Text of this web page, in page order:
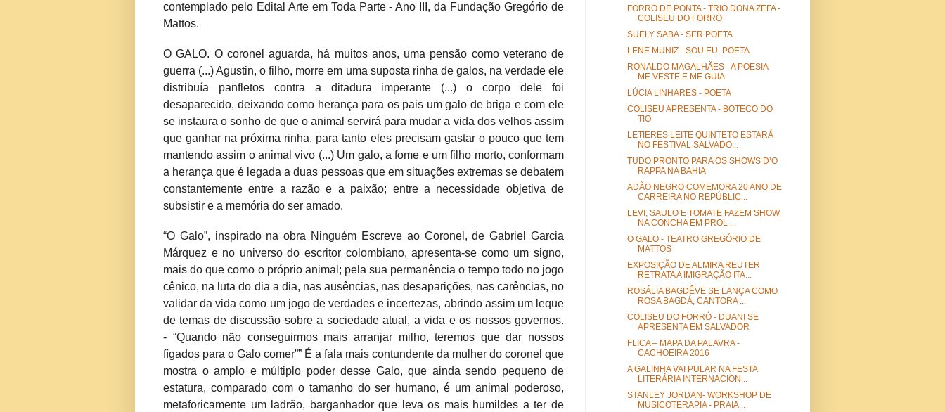
contemplado pelo Edital Arte em Toda Parte - Ano III, da Fundação Gregório de
Mattos.
O GALO. O coronel aguarda, há muitos anos, uma pensão como veterano de
guerra (...) Agustin, o filho, morre em uma suposta rinha de galos, na verdade ele
distribuía panfletos contra a ditadura imperante (...) o corpo dele foi
desaparecido, deixando como herança para os pais um galo de briga e com ele
se instaura o sonho de que o animal servirá para mudar a vida dos velhos assim
que ganhar na próxima rinha, para tanto eles precisam gastar o pouco que tem
mantendo assim o animal vivo (...) Um galo, a fome e um filho morto, conformam
a herança que é legada a duas pessoas que em situações extremas se debatem
constantemente entre a razão e a paixão; entre a necessidade objetiva de
subsistir e a memória do ser amado.
“O Galo”, inspirado na obra Ninguém Escreve ao Coronel, de Gabriel Garcia
Márquez e no universo do escritor colombiano, apresenta-se como um signo,
mais do que como o próprio animal; pela sua permanência o tempo todo no jogo
cênico, na luta do dia a dia, nas ausências, nas desaparições, nas carências, no
validar da vida como um jogo de verdades e incertezas, abrindo assim um leque
de temas de discussão sobre a sociedade atual, a vida e os nossos governos.
- “Quando não conseguirmos mais arranjar milho, teremos que dar nossos
fígados para o Galo comer”” É a fala mais contundente da mulher do coronel que
mostra o amplo e múltiplo poder desse Galo, que ainda sendo pequeno de
estatura, comparado com o tamanho do ser humano, é um animal poderoso,
metaforicamente um ladrão, barganhador que leva os mais humildes a ter de
FORRO DE PONTA - TRIO DONA ZEFA -
COLISEU DO FORRÓ
SUELY SABA - SER POETA
LENE MUNIZ - SOU EU, POETA
RONALDO MAGALHÃES - A POESIA
ME VESTE E ME GUIA
LÚCIA LINHARES - POETA
COLISEU APRESENTA - BOTECO DO
TIO
LETIERES LEITE QUINTETO ESTARÁ
NO FESTIVAL SALVADO...
TUDO PRONTO PARA OS SHOWS D’O
RAPPA NA BAHIA
ADÃO NEGRO COMEMORA 20 ANO DE
CARREIRA NO REPÚBLIC...
LEVI, SAULO E TOMATE FAZEM SHOW
NA CONCHA EM PROL ...
O GALO - TEATRO GREGÓRIO DE
MATTOS
EXPOSIÇÃO DE ALMIRA REUTER
RETRATA A IMIGRAÇÃO ITA...
ROSÁLIA BAGDÊVE SE LANÇA COMO
ROSA BAGDÁ, CANTORA ...
COLISEU DO FORRÓ - DUANI SE
APRESENTA EM SALVADOR
FLICA – MAPA DA PALAVRA -
CACHOEIRA 2016
A GALINHA VAI PULAR NA FESTA
LITERÁRIA INTERNACION...
STANLEY JORDAN- WORKSHOP DE
MUSICOTERAPIA - PRAIA...